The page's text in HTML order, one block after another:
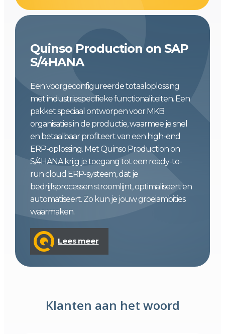
Quinso Production on SAP
S/4HANA
Een voorgeconfigureerde totaaloplossing
met industriespecifieke functionaliteiten. Een
pakket speciaal ontworpen voor MKB
organisaties in de productie, waarmee je snel
en betaalbaar profiteert van een high-end
ERP-oplossing. Met Quinso Production on
S/4HANA krijg je toegang tot een ready-to-
run cloud ERP-systeem, dat je
bedrijfsprocessen stroomlijnt, optimaliseert en
automatiseert. Zo kun je jouw groeiambities
waarmaken.
Lees meer
Klanten aan het woord